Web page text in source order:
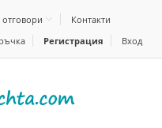
Контакти
Регистрация Вход